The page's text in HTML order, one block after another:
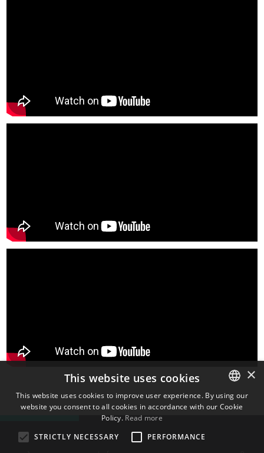
ENGLISH
×
This website uses cookies
This website uses cookies to improve user experience. By using our
website you consent to all cookies in accordance with our Cookie
Policy. Read more
STRICTLY NECESSARY
PERFORMANCE